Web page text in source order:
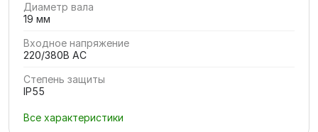
Диаметр вала
19 мм
Входное напряжение
220/380В AC
Степень защиты
IP55
Все характеристики